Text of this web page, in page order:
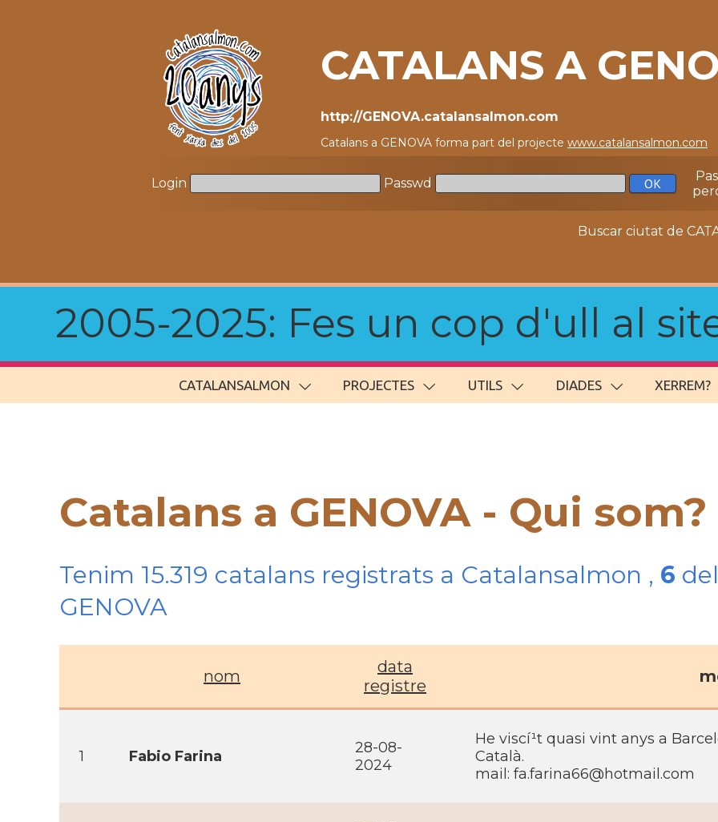
CATALANS A
http://GENOVA.catalansalmon.com
Catalans a GENOVA forma part del projecte www.catalansalmon.com
Login Passwd
Buscar ciutat de
2005-2025: Fes un cop d'ull al
CATALANSALMON PROJECTES UTILS DIADES XERREM?
Catalans a GENOVA - Qui som?
Tenim 15.319 catalans registrats a Catalansalmon , 6
GENOVA
nom
data
registre
1 Fabio Farina
28-08-
2024
He viscí¹t quasi vint anys a
Català.
mail: fa.farina66@hotmail.com